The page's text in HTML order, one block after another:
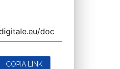
COPIA LINK